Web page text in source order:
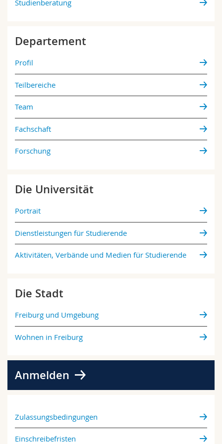
Studienberatung
Departement
Profil
Teilbereiche
Team
Fachschaft
Forschung
Die Universität
Portrait
Dienstleistungen für Studierende
Aktivitäten, Verbände und Medien für Studierende
Die Stadt
Freiburg und Umgebung
Wohnen in Freiburg
Anmelden
Zulassungsbedingungen
Einschreibefristen